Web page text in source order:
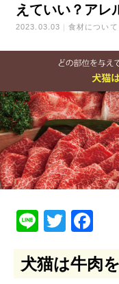
えていい？アレ
2023.03.03 食材について
LineTwitter
犬猫は牛肉